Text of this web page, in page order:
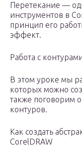
Перетекание —
инструментов в
принцип его
эффект.
Работа с
В этом уроке мы
которых можно
также поговорим
контуров.
Как создать
CorelDRAW